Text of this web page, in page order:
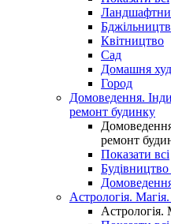
Квітництво
Сад
Домашня
Город
Домоведення.
ремонт будинку
ремонт
Показати всі
Астрологія.
Астрологія.